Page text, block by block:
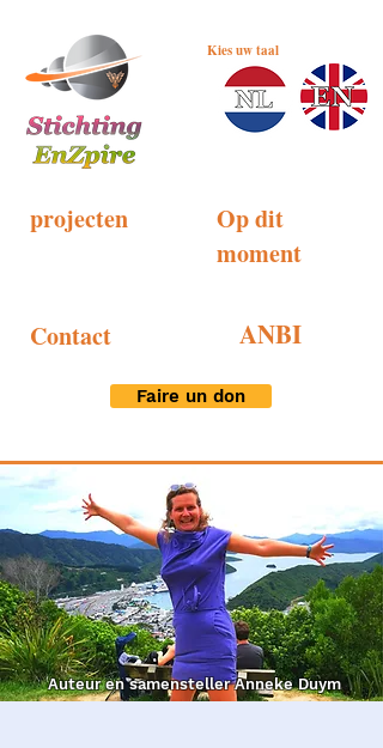
projecten
Contact
Kies uw taal
Op dit
moment
ANBI
Faire un don
Auteur en samensteller Anneke Duym